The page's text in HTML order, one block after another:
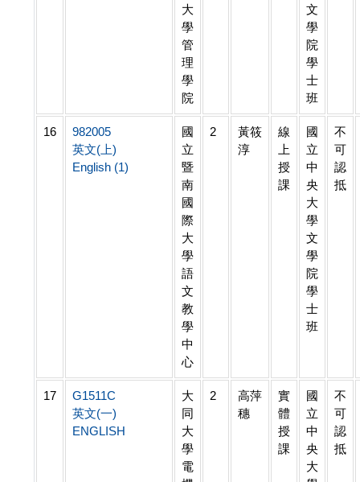
大
學
管
理
學
院
文
學
院
學
士
班
16
982005
英文(上)
English (1)
國
立
暨
南
國
際
大
學
語
文
教
學
中
心
2
黃筱
淳
線
上
授
課
國
立
中
央
大
學
文
學
院
學
士
班
不
可
認
抵
17
G1511C
英文(一)
ENGLISH
大
同
大
學
電
2
高萍
穗
實
體
授
課
國
立
中
央
大
不
可
認
抵